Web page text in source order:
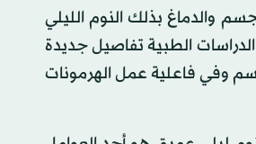
والدماغ بذلك النوم الليلي
الطبية تفاصيل جديدة
وفي فاعلية عمل الهرمونات